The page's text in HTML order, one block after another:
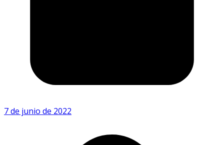
7 de junio de 2022